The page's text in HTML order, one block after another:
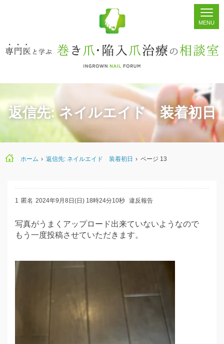
ホーム シェア 掲示板 検索
返信先: ネイルエイド 装着初日
ホーム › 返信先: ネイルエイド 装着初日 › ページ 13
1 匿名 2024年9月8日(日) 18時24分10秒 違反報告
写真がうまくアップロード出来ていないようなので
もう一度投稿させていただきます。